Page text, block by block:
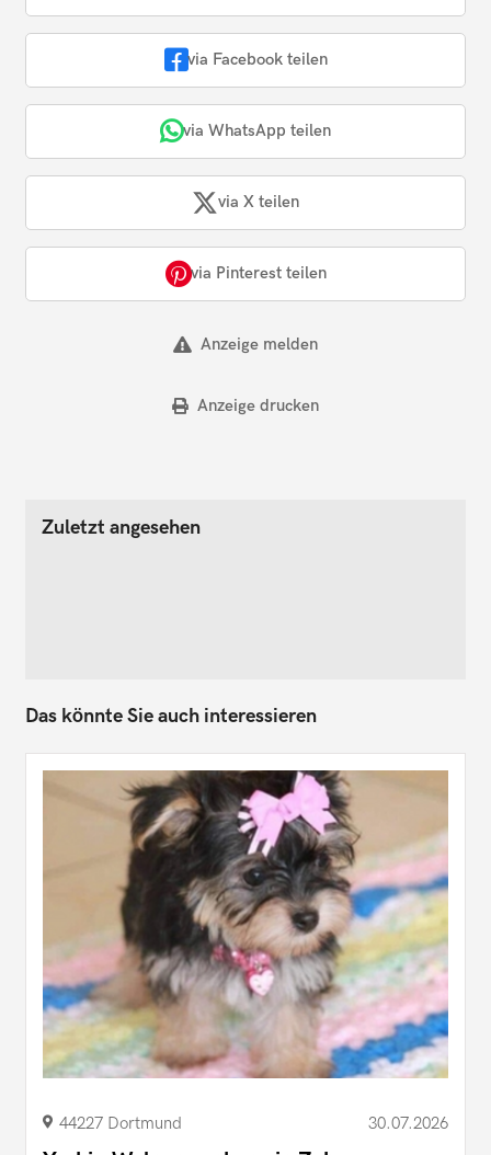
via Facebook teilen
via WhatsApp teilen
via X teilen
via Pinterest teilen
Anzeige melden
Anzeige drucken
Zuletzt angesehen
Das könnte Sie auch interessieren
44227 Dortmund 30.07.2026